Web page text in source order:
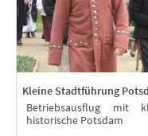
Kleine Stadtführung
Betriebsausflug mit
historische Potsdam